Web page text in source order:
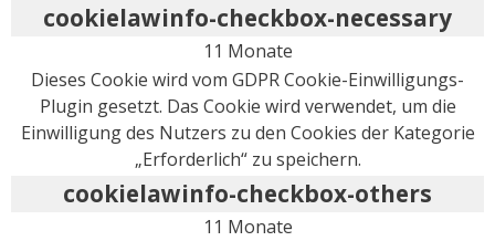
cookielawinfo-checkbox-necessary
11 Monate
Dieses Cookie wird vom GDPR Cookie-Einwilligungs-
Plugin gesetzt. Das Cookie wird verwendet, um die
Einwilligung des Nutzers zu den Cookies der Kategorie
„Erforderlich“ zu speichern.
cookielawinfo-checkbox-others
11 Monate